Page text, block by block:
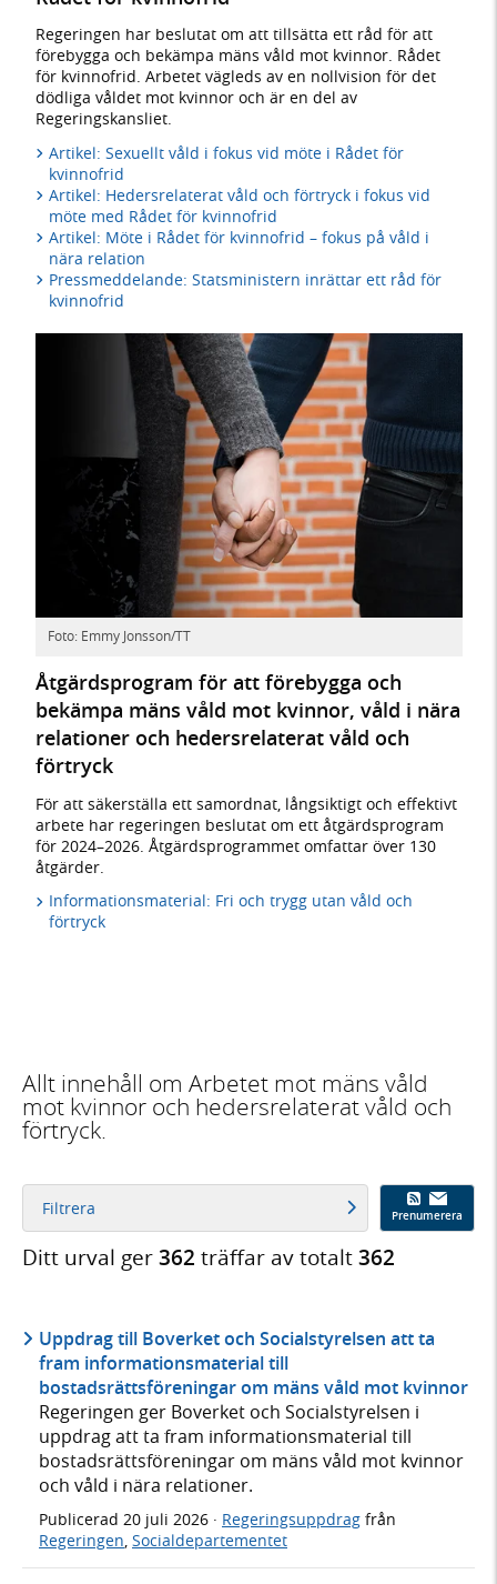
Regeringen har beslutat om att tillsätta ett råd för att
förebygga och bekämpa mäns våld mot kvinnor. Rådet
för kvinnofrid. Arbetet vägleds av en nollvision för det
dödliga våldet mot kvinnor och är en del av
Regeringskansliet.
Artikel: Sexuellt våld i fokus vid möte i Rådet för
kvinnofrid
Artikel: Hedersrelaterat våld och förtryck i fokus vid
möte med Rådet för kvinnofrid
Artikel: Möte i Rådet för kvinnofrid – fokus på våld i
nära relation
Pressmeddelande: Statsministern inrättar ett råd för
kvinnofrid
Foto: Emmy Jonsson/TT
Åtgärdsprogram för att förebygga och
bekämpa mäns våld mot kvinnor, våld i nära
relationer och hedersrelaterat våld och
förtryck
För att säkerställa ett samordnat, långsiktigt och effektivt
arbete har regeringen beslutat om ett åtgärdsprogram
för 2024–2026. Åtgärdsprogrammet omfattar över 130
åtgärder.
Informationsmaterial: Fri och trygg utan våld och
förtryck
Allt innehåll om Arbetet mot mäns våld
mot kvinnor och hedersrelaterat våld och
förtryck.
Filtrera Prenumerera
Ditt urval ger362 träffar av totalt362
Uppdrag till Boverket och Socialstyrelsen att ta
fram informationsmaterial till
bostadsrättsföreningar om mäns våld mot kvinnor
Regeringen ger Boverket och Socialstyrelsen i
uppdrag att ta fram informationsmaterial till
bostadsrättsföreningar om mäns våld mot kvinnor
och våld i nära relationer.
Publicerad 20 juli 2026 · Regeringsuppdrag från
Regeringen Socialdepartementet